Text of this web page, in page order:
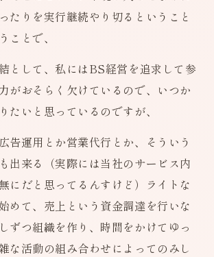
たりを実行継続やり切るということ
ことで、
として、私にはBS経営を追求して参
がおそらく欠けているので、いつか
たいと思っているのですが、
告運用とか営業代行とか、そういう
出来る（実際には当社のサービス内
にだと思ってるんすけど）ライトな
めて、売上という資金調達を行いな
ずつ組織を作り、時間をかけてゆっ
な活動の組み合わせによってのみし